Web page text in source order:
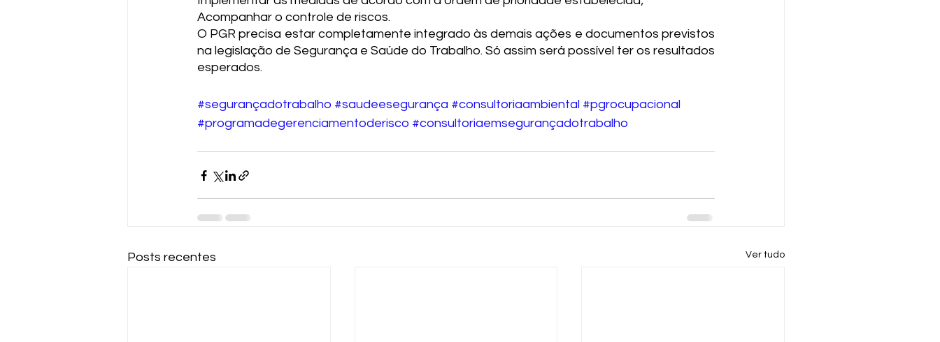
Acompanhar o controle de riscos.
O PGR precisa estar completamente integrado às demais ações e documentos previstos
na legislação de Segurança e Saúde do Trabalho. Só assim será possível ter os resultados
esperados.
#segurançadotrabalho #saudeesegurança #consultoriaambiental #pgrocupacional
#programadegerenciamentoderisco #consultoriaemsegurançadotrabalho
Posts recentes Ver tudo